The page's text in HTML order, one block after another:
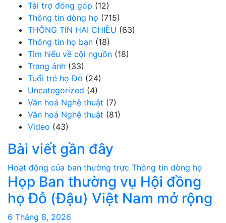
Tài trợ đóng góp (12)
Thông tin dòng họ (715)
THÔNG TIN HAI CHIỀU (63)
Thông tin họ bạn (18)
Tìm hiểu về cội nguồn (18)
Trang ảnh (33)
Tuổi trẻ họ Đỗ (24)
Uncategorized (4)
Văn hoá Nghệ thuật (7)
Văn hoá Nghệ thuật (81)
Video (43)
Bài viết gần đây
Hoạt động của ban thường trực Thông tin dòng họ
Họp Ban thường vụ Hội đồng
họ Đỗ (Đậu) Việt Nam mở rộng
6 Tháng 8, 2026